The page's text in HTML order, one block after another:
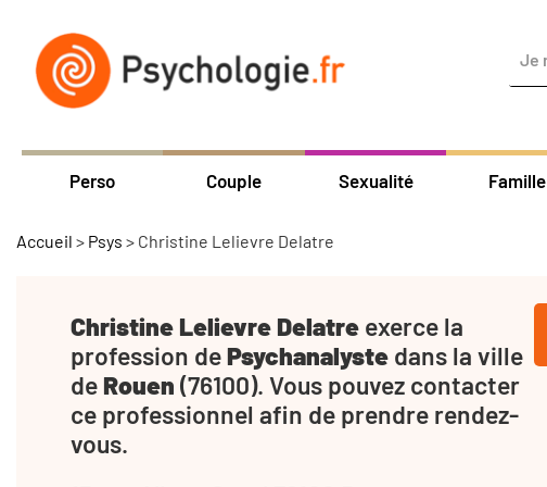
Perso Couple Sexualité Famille
Accueil > Psys > Christine Lelievre Delatre
Christine Lelievre Delatre exerce la
profession dePsychanalyste dans la ville
de Rouen (76100). Vous pouvez contacter
ce professionnel afin de prendre rendez-
vous.